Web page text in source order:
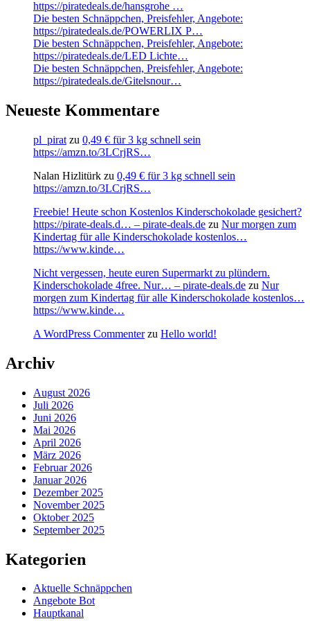
https://piratedeals.de/hansgrohe …
Die besten Schnäppchen, Preisfehler, Angebote:
https://piratedeals.de/POWERLIX P…
Die besten Schnäppchen, Preisfehler, Angebote:
https://piratedeals.de/LED Lichte…
Die besten Schnäppchen, Preisfehler, Angebote:
https://piratedeals.de/Gitelsnour…
Neueste Kommentare
pl_pirat zu 0,49 € für 3 kg schnell sein
https://amzn.to/3LCrjRS…
Nalan Hizlitürk zu 0,49 € für 3 kg schnell sein
https://amzn.to/3LCrjRS…
Freebie! Heute schon Kostenlos Kinderschokolade gesichert?
https://pirate-deals.d… – pirate-deals.de zu Nur morgen zum
Kindertag für alle Kinderschokolade kostenlos…
https://www.kinde…
Nicht vergessen, heute euren Supermarkt zu plündern.
Kinderschokolade 4free. Nur… – pirate-deals.de zu Nur
morgen zum Kindertag für alle Kinderschokolade kostenlos…
https://www.kinde…
A WordPress Commenterzu Hello world!
Archiv
August 2026
Juli 2026
Juni 2026
Mai 2026
April 2026
März 2026
Februar 2026
Januar 2026
Dezember 2025
November 2025
Oktober 2025
September 2025
Kategorien
Aktuelle Schnäppchen
Angebote Bot
Hauptkanal